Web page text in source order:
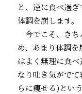
と、逆に食べ過
体調を崩します。
今でこそ、きち
め、あまり体調
はよく無理に食
なり吐き気がで
らに痩せる)とい